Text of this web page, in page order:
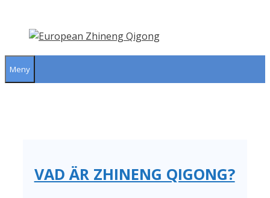
innehåll
Meny
VAD ÄR ZHINENG QIGONG?